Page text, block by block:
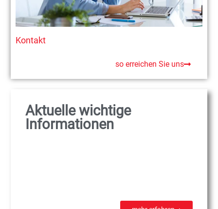
Kontakt
so erreichen Sie uns
Aktuelle wichtige
Informationen